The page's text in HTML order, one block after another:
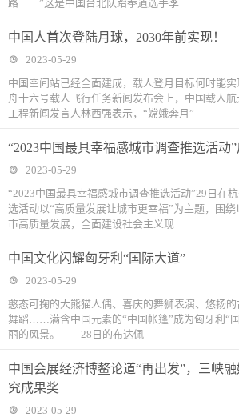
路……”这是中国台北队跆拳道选手李
中国人首次登陆月球，2030年前实现！
2023-05-29
中国空间站已经全面建成，载人登月目标何时能
舟十六号载人飞行任务新闻发布会上，中国载人航
工程新闻发言人林西强表示，“嫦娥奔月”
“2023中国最具幸福感城市调查推选活动
2023-05-29
“2023中国最具幸福感城市调查推选活动”29日在
选活动以“高质量发展让城市更幸福”为主题，围
市高质量发展，全面建设社会主义现
中国文化闪耀匈牙利“国际大道”
2023-05-29
憨态可掬的大熊猫人偶、喜庆的舞狮表演、悠扬
舞蹈……满含中国元素的“中国帐篷”成为匈牙利“
丽的风景。 28日的布达佩
中国会展经济博鳌论道“再出发”，三峡
究成果奖
2023-05-29